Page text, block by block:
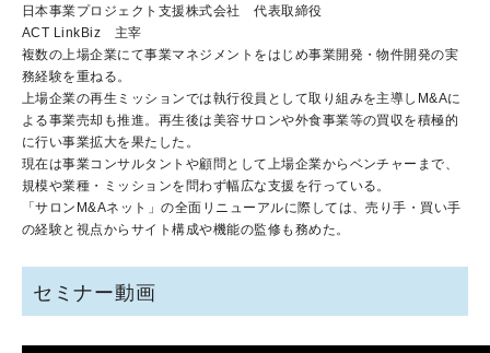
日本事業プロジェクト支援株式会社 代表取締役
ACT LinkBiz 主宰
複数の上場企業にて事業マネジメントをはじめ事業開発・物件開発の実
務経験を重ねる。
上場企業の再生ミッションでは執行役員として取り組みを主導しM&Aに
よる事業売却も推進。再生後は美容サロンや外食事業等の買収を積極的
に行い事業拡大を果たした。
現在は事業コンサルタントや顧問として上場企業からベンチャーまで、
規模や業種・ミッションを問わず幅広な支援を行っている。
「サロンM&Aネット」の全面リニューアルに際しては、売り手・買い手
の経験と視点からサイト構成や機能の監修も務めた。
セミナー動画